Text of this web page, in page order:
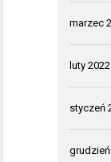
marzec
luty 2022
styczeń
grudzień